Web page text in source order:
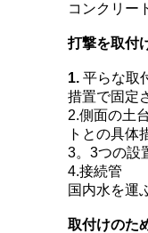
コンクリー
打撃を取付
1. 平らな取
措置で固定
2.側面の土
トとの具体
3。3つの設
4.接続管
国内水を運
取付けのた